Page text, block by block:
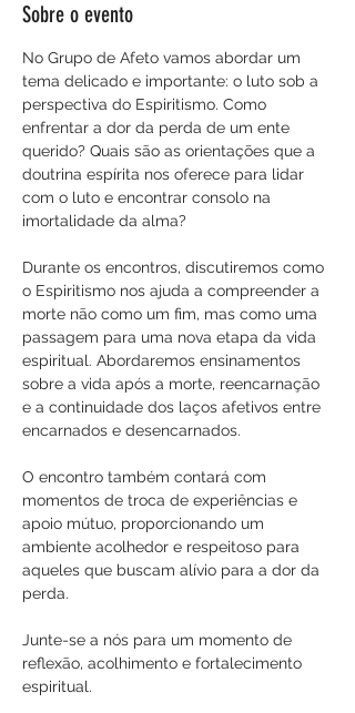
Sobre o evento
No Grupo de Afeto vamos abordar um
tema delicado e importante: o luto sob a
perspectiva do Espiritismo. Como
enfrentar a dor da perda de um ente
querido? Quais são as orientações que a
doutrina espírita nos oferece para lidar
com o luto e encontrar consolo na
imortalidade da alma?
Durante os encontros, discutiremos como
o Espiritismo nos ajuda a compreender a
morte não como um fim, mas como uma
passagem para uma nova etapa da vida
espiritual. Abordaremos ensinamentos
sobre a vida após a morte, reencarnação
e a continuidade dos laços afetivos entre
encarnados e desencarnados.
O encontro também contará com
momentos de troca de experiências e
apoio mútuo, proporcionando um
ambiente acolhedor e respeitoso para
aqueles que buscam alívio para a dor da
perda.
Junte-se a nós para um momento de
reflexão, acolhimento e fortalecimento
espiritual.